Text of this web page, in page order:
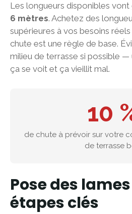
Les longueurs disponibles
6 mètres. Achetez des
supérieures à vos besoins réels
chute est une règle de base.
milieu de terrasse si possible
ça se voit et ça vieillit mal.
10
de chute à prévoir sur votre
de terrasse
Pose des
étapes clés